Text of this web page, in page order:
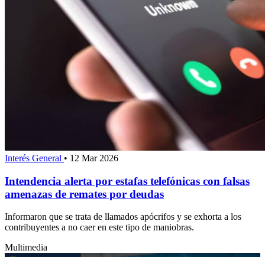
Interés General • 12 Mar 2026
Intendencia alerta por estafas telefónicas con falsas
amenazas de remates por deudas
Informaron que se trata de llamados apócrifos y se exhorta a los
contribuyentes a no caer en este tipo de maniobras.
Multimedia